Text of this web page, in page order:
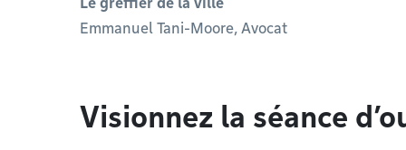
Emmanuel Tani-Moore, Avocat
Visionnez la séance